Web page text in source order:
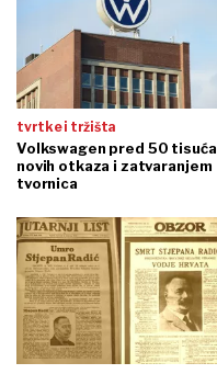
tvrtke i tržišta
Volkswagen pred 50 tisuća
novih otkaza i zatvaranjem
tvornica